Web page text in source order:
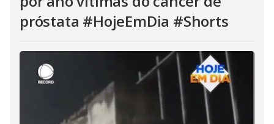
próstata #HojeEmDia #Shorts